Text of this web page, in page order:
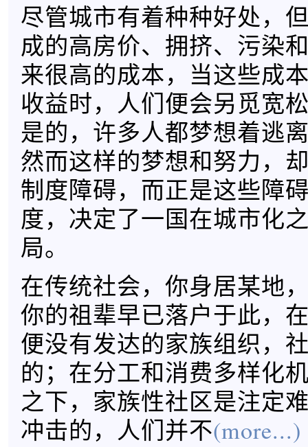
尽管城市有着种种好处，
成的高房价、拥挤、污染
来很高的成本，当这些成
收益时，人们便会另觅宽
是的，许多人都梦想着逃
然而这样的梦想和努力，
制度障碍，而正是这些障
度，决定了一国在城市化
局。
在传统社会，你身居某地
你的祖辈早已落户于此，
便没有发达的家族组织，
的；在分工和消费多样化
之下，家族性社区是注定
冲击的，人们并不(more...)